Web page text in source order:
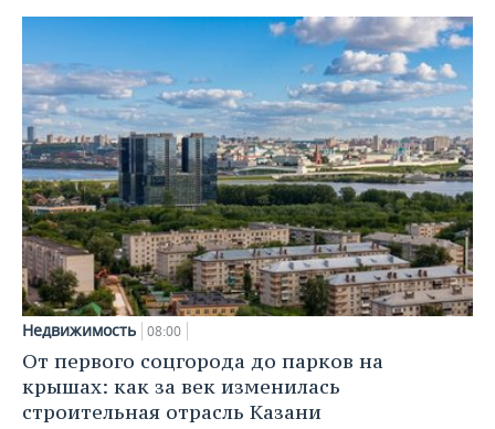
Недвижимость 08:00
От первого соцгорода до парков на
крышах: как за век изменилась
строительная отрасль Казани